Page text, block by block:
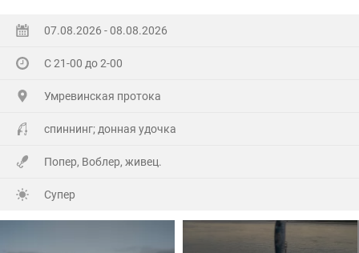
поработал"цирюльником" 😂в теплицах!
А вечером захотелось повторить предыдущее "ночное
рандеву"!
Прибыл на берег в девять часов,и что я вижу 😲,
По поверхности плывёт мусор(ветки,трава и иногда
07.08.2026 - 08.08.2026
С 21-00 до 2-00
Умревинская протока
спиннинг; донная удочка
Попер, Воблер, живец.
Супер